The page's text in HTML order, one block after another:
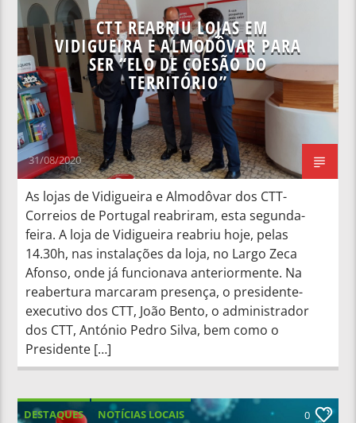
CTT REABRIU LOJAS EM
VIDIGUEIRA E ALMODÔVAR PARA
SER “ELO DE COESÃO DO
TERRITÓRIO”
31/08/2020
As lojas de Vidigueira e Almodôvar dos CTT-
Correios de Portugal reabriram, esta segunda-
feira. A loja de Vidigueira reabriu hoje, pelas
14.30h, nas instalações da loja, no Largo Zeca
Afonso, onde já funcionava anteriormente. Na
reabertura marcaram presença, o presidente-
executivo dos CTT, João Bento, o administrador
dos CTT, António Pedro Silva, bem como o
Presidente […]
DESTAQUES NOTÍCIAS LOCAIS 0